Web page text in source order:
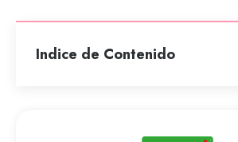
Indice de Contenido